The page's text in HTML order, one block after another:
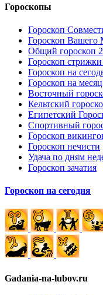
Гороскопы
Гороскоп
Гороскоп
Общий гороскоп
Гороскоп
Гороскоп на
Гороскоп на месяц
Восточный
Кельтский
Египетский
Спортивный
Гороскоп
Гороскоп нечисти
Удача по дням
Гороскоп зачатия
Гороскоп на сегодня
Gadania-na-lubov.ru